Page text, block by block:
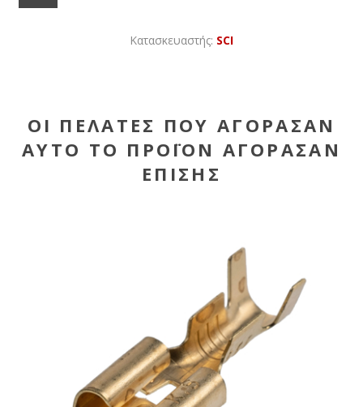
Κατασκευαστής: SCI
ΟΙ ΠΕΛΆΤΕΣ ΠΟΥ ΑΓΌΡΑΣΑΝ
ΑΥΤΌ ΤΟ ΠΡΟΪΌΝ ΑΓΌΡΑΣΑΝ
ΕΠΊΣΗΣ